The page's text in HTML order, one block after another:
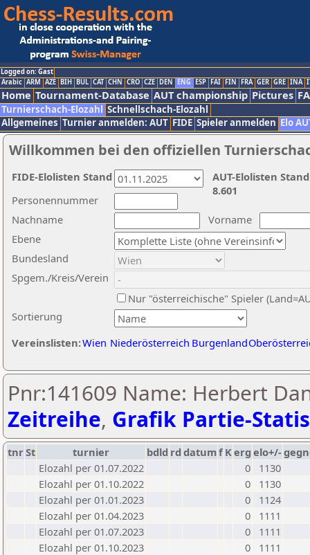
Logged on: Gast
Arabic ARM AZE BIH BUL CAT CHN CRO CZE DEN ENG ESP FAI FIN FRA GER GRE INA
Home Tournament-Database AUT championship Pictures
Turnierschach-Elozahl Schnellschach-Elozahl
Allgemeines Turnier anmelden: AUT FIDE Spieler anmelden Elo
Willkommen bei den offiziellen
Nachname
Vorname
Ebene
Sortierung
Personennummer
Bundesland
Spgem./Kreis/Verein
Nur "österreichische" Spieler
Vereinslisten:Wien Niederösterreich Burgenland
AUT-Elolisten
8.601
FIDE-Elolisten Stand
Pnr:141609 Name: Herbert
Zeitreihe, Grafik Partie-
tnrSt turnier bdld rd datumf Kerg elo+/-
Elozahl per 01.07.2022
0
1130
Elozahl per 01.10.2022
0
1130
Elozahl per 01.01.2023
0
1124
Elozahl per 01.04.2023
0
1111
Elozahl per 01.07.2023
0
1111
Elozahl per 01.10.2023
0
1111